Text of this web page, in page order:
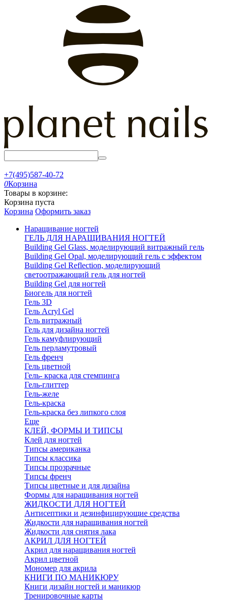
+7(495)587-40-72
0Корзина
Товары в корзине:
Корзина пуста
Корзина Оформить заказ
Наращивание ногтей
ГЕЛЬ ДЛЯ НАРАЩИВАНИЯ НОГТЕЙ
Building Gel Glass, моделирующий витражный гель
Building Gel Opal, моделирующий гель с эффектом
Building Gel Reflection, моделирующий
светоотражающий гель для ногтей
Building Gel для ногтей
Биогель для ногтей
Гель 3D
Гель Acryl Gel
Гель витражный
Гель для дизайна ногтей
Гель камуфлирующий
Гель перламутровый
Гель френч
Гель цветной
Гель- краска для стемпинга
Гель-глиттер
Гель-желе
Гель-краска
Гель-краска без липкого слоя
Еще
КЛЕЙ, ФОРМЫ И ТИПСЫ
Клей для ногтей
Типсы американка
Типсы классика
Типсы прозрачные
Типсы френч
Типсы цветные и для дизайна
Формы для наращивания ногтей
ЖИДКОСТИ ДЛЯ НОГТЕЙ
Антисептики и дезинфицирующие средства
Жидкости для наращивания ногтей
Жидкости для снятия лака
АКРИЛ ДЛЯ НОГТЕЙ
Акрил для наращивания ногтей
Акрил цветной
Мономер для акрила
КНИГИ ПО МАНИКЮРУ
Книги дизайн ногтей и маникюр
Тренировочные карты